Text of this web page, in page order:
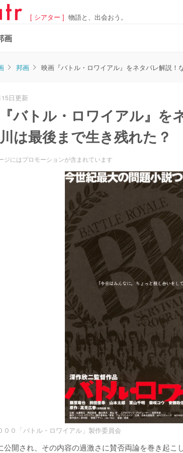
[ シアター ] 物語と、出会おう。
画
邦画 映画『バトル・ロワイアル』をネタバレ解説！
日更新
バトル・ロワイアル』を
は最後まで生き残れた？
ジにはプロモーションが含まれています
００「バトル・ロワイアル」製作委員会
公開され、その内容の過激さに賛否両論を巻き起こ